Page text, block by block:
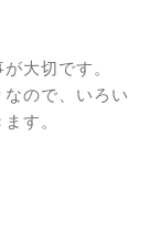
大切です。
ので、いろい
す。